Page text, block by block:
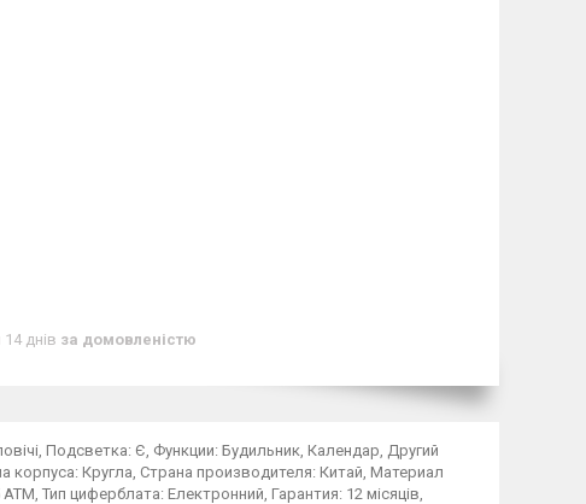
днів за домовленістю
Подсветка: Є, Функции: Будильник, Календар, Другий
корпуса: Кругла, Страна производителя: Китай, Материал
Тип циферблата: Електронний, Гарантия: 12 місяців,